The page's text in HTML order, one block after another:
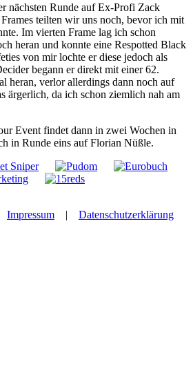
nächsten Runde auf Ex-Profi Zack
teilten wir uns noch, bevor ich mit
Im vierten Frame lag ich schon
heran und konnte eine Respotted Black
von mir lochte er diese jedoch als
begann er direkt mit einer 62.
heran, verlor allerdings dann noch auf
ärgerlich, da ich schon ziemlich nah am
Event findet dann in zwei Wochen in
in Runde eins auf Florian Nüßle.
Impressum | Datenschutzerklärung